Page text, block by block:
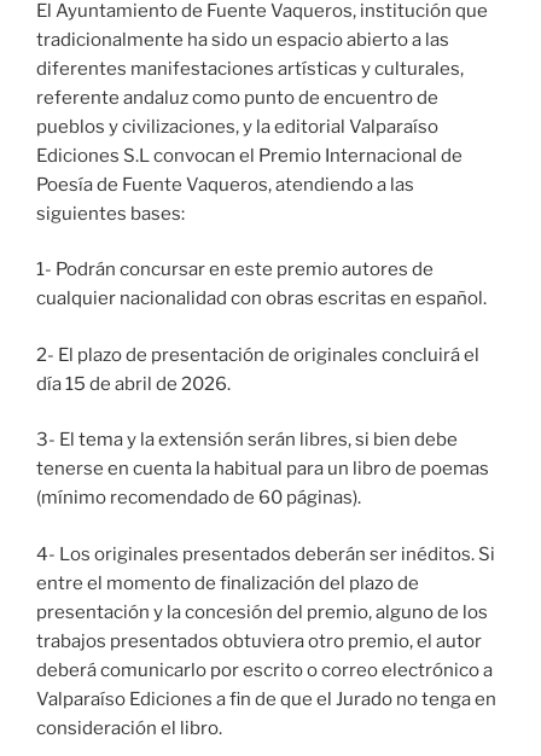
El Ayuntamiento de Fuente Vaqueros, institución que
tradicionalmente ha sido un espacio abierto a las
diferentes manifestaciones artísticas y culturales,
referente andaluz como punto de encuentro de
pueblos y civilizaciones, y la editorial Valparaíso
Ediciones S.L convocan el Premio Internacional de
Poesía de Fuente Vaqueros, atendiendo a las
siguientes bases:
1- Podrán concursar en este premio autores de
cualquier nacionalidad con obras escritas en español.
2- El plazo de presentación de originales concluirá el
día 15 de abril de 2026.
3- El tema y la extensión serán libres, si bien debe
tenerse en cuenta la habitual para un libro de poemas
(mínimo recomendado de 60 páginas).
4- Los originales presentados deberán ser inéditos. Si
entre el momento de finalización del plazo de
presentación y la concesión del premio, alguno de los
trabajos presentados obtuviera otro premio, el autor
deberá comunicarlo por escrito o correo electrónico a
Valparaíso Ediciones a fin de que el Jurado no tenga en
consideración el libro.